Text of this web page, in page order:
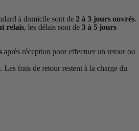
à domicile sont de 2 à 3 jours ouvrés.
relais, les délais sont de 3 à 5 jours
après réception pour effectuer un retour ou
Les frais de retour restent à la charge du